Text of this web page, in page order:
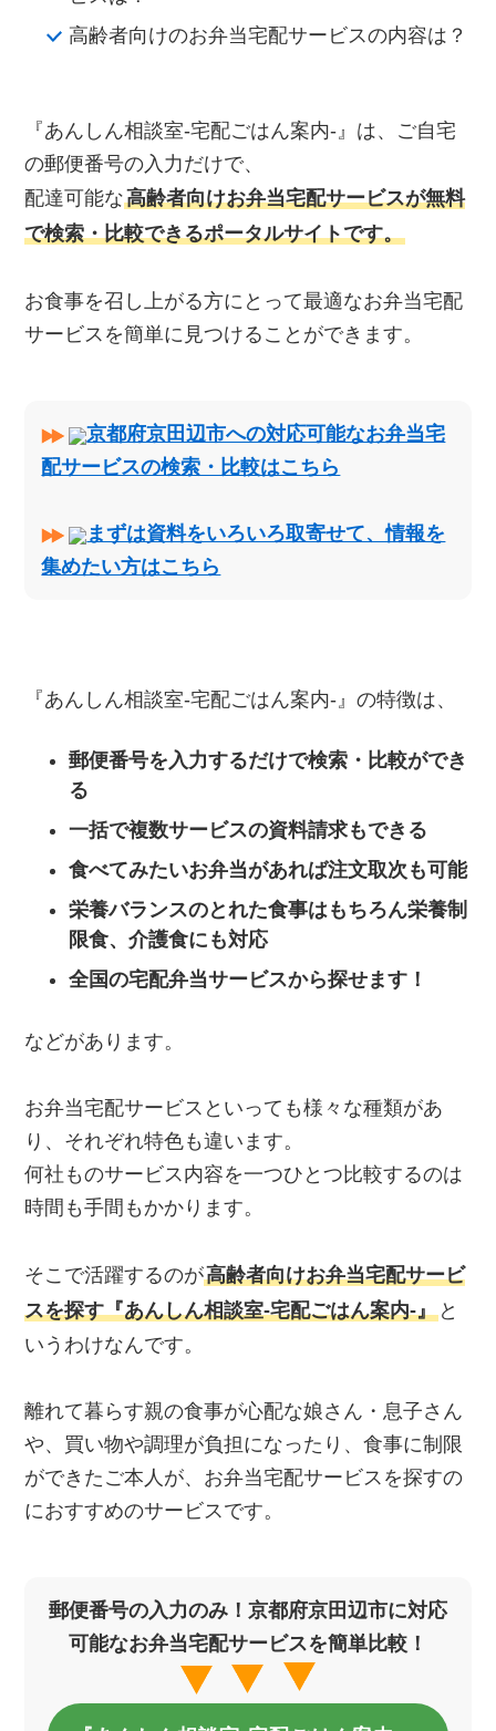
高齢者向けのお弁当宅配サービスの内容は？
『あんしん相談室‐宅配ごはん案内‐』は、ご自宅
の郵便番号の入力だけで、
配達可能な高齢者向けお弁当宅配サービスが無料
で検索・比較できるポータルサイトです。
お食事を召し上がる方にとって最適なお弁当宅配
サービスを簡単に見つけることができます。
京都府京田辺市への対応可能なお弁当宅
配サービスの検索・比較はこちら
まずは資料をいろいろ取寄せて、情報を
集めたい方はこちら
『あんしん相談室‐宅配ごはん案内‐』の特徴は、
郵便番号を入力するだけで検索・比較ができ
る
一括で複数サービスの資料請求もできる
食べてみたいお弁当があれば注文取次も可能
栄養バランスのとれた食事はもちろん栄養制
限食、介護食にも対応
全国の宅配弁当サービスから探せます！
などがあります。
お弁当宅配サービスといっても様々な種類があ
り、それぞれ特色も違います。
何社ものサービス内容を一つひとつ比較するのは
時間も手間もかかります。
そこで活躍するのが高齢者向けお弁当宅配サービ
スを探す『あんしん相談室‐宅配ごはん案内‐』 と
いうわけなんです。
離れて暮らす親の食事が心配な娘さん・息子さん
や、買い物や調理が負担になったり、食事に制限
ができたご本人が、お弁当宅配サービスを探すの
におすすめのサービスです。
郵便番号の入力のみ！京都府京田辺市に対応
可能なお弁当宅配サービスを簡単比較！